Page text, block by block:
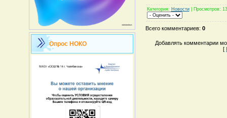
Опрос НОКО
Категория: Новости| Просмотров:
Всего комментариев: 0
Добавлять комментарии
[